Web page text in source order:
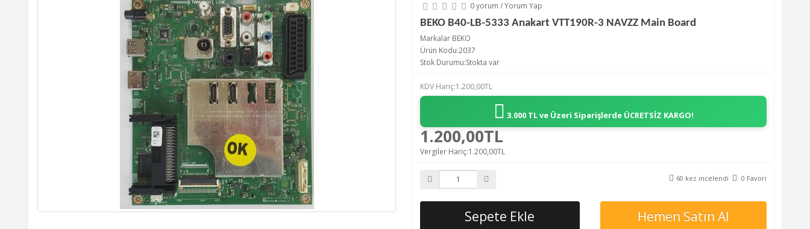
0 yorum /Yorum Yap
BEKO B40-LB-5333 Anakart VTT190R-3 NAVZZ Main Board
Markalar BEKO
Ürün Kodu:2037
Stok Durumu:Stokta var
KDV Hariç:1.200,00TL
3.000 TL ve Üzeri Siparişlerde ÜCRETSİZ KARGO!
1.200,00TL
Vergiler Hariç:1.200,00TL
60 kez incelendi 0 Favori
Sepete Ekle Hemen Satın Al